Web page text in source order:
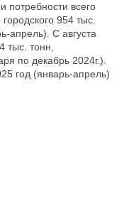
потребности всего
954 тыс.
апрель). С августа
тыс. тонн,
по декабрь 2024г.).
год (январь-апрель)